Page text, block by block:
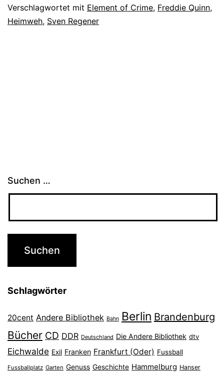
Verschlagwortet mit Element of Crime, Freddie Quinn,
Heimweh, Sven Regener
Suchen …
Schlagwörter
20cent Andere Bibliothek Bahn Berlin Brandenburg
Bücher CD DDR Deutschland Die Andere Bibliothek dtv
Eichwalde Exil Franken Frankfurt (Oder) Fussball
Fussballplatz Garten Genuss Geschichte Hammelburg Hanser